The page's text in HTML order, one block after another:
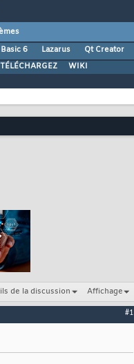
6 Lazarus
Qt Creator
TÉLÉCHARGEZ WIKI
de la discussion Affichage
#1